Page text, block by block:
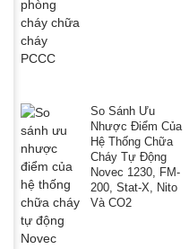
So Sánh Ưu
Nhược Điểm Của
Hệ Thống Chữa
Cháy Tự Động
Novec 1230, FM-
200, Stat-X, Nito
Và CO2